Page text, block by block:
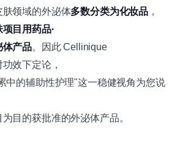
肤领域的外泌体多数分类为化妆品 ，
目用药品·
体产品。因此 Cellinique
效下定论，
中的辅助性护理"这一稳健视角为您说
目的获批准的外泌体产品。